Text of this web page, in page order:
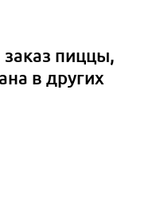
пиццы,
в других